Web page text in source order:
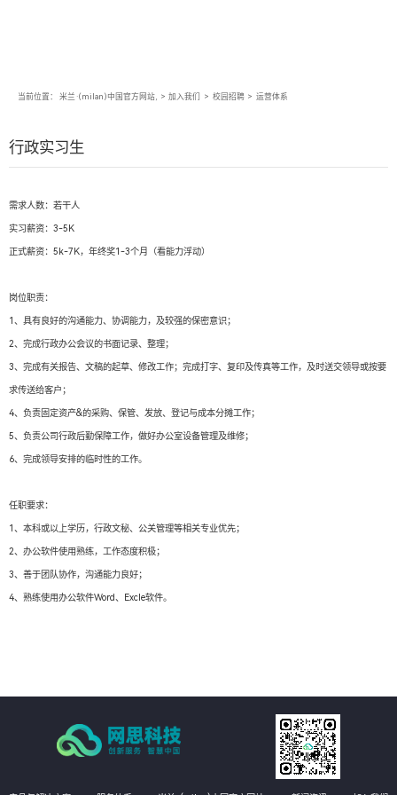
当前位置： 米兰·(milan)中国官方网站, > 加入我们 > 校园招聘 > 运营体系
行政实习生
需求人数：若干人
实习薪资：3-5K
正式薪资：5k-7K，年终奖1-3个月（看能力浮动）
岗位职责：
1、具有良好的沟通能力、协调能力，及较强的保密意识；
2、完成行政办公会议的书面记录、整理；
3、完成有关报告、文稿的起草、修改工作；完成打字、复印及传真等工作，及时送交领导或按要
求传送给客户；
4、负责固定资产&的采购、保管、发放、登记与成本分摊工作；
5、负责公司行政后勤保障工作，做好办公室设备管理及维修；
6、完成领导安排的临时性的工作。
任职要求：
1、本科或以上学历，行政文秘、公关管理等相关专业优先；
2、办公软件使用熟练，工作态度积极；
3、善于团队协作，沟通能力良好；
4、熟练使用办公软件Word、Excle软件。